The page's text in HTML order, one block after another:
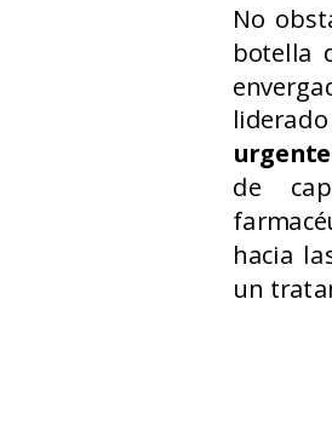
No
botella
de
hacia
un